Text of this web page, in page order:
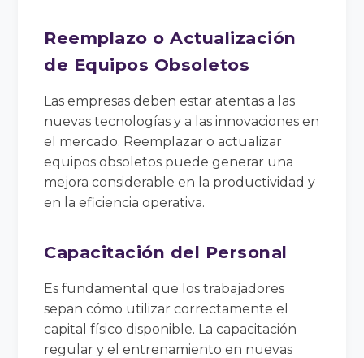
Reemplazo o Actualización
de Equipos Obsoletos
Las empresas deben estar atentas a las
nuevas tecnologías y a las innovaciones en
el mercado. Reemplazar o actualizar
equipos obsoletos puede generar una
mejora considerable en la productividad y
en la eficiencia operativa.
Capacitación del Personal
Es fundamental que los trabajadores
sepan cómo utilizar correctamente el
capital físico disponible. La capacitación
regular y el entrenamiento en nuevas